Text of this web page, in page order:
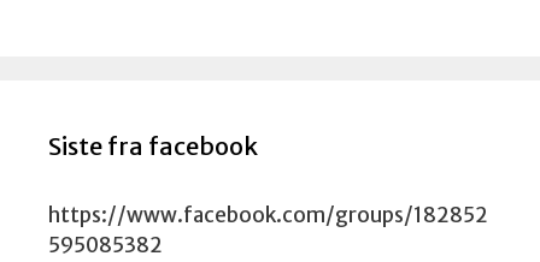
Siste fra facebook
https://www.facebook.com/groups/182852
595085382